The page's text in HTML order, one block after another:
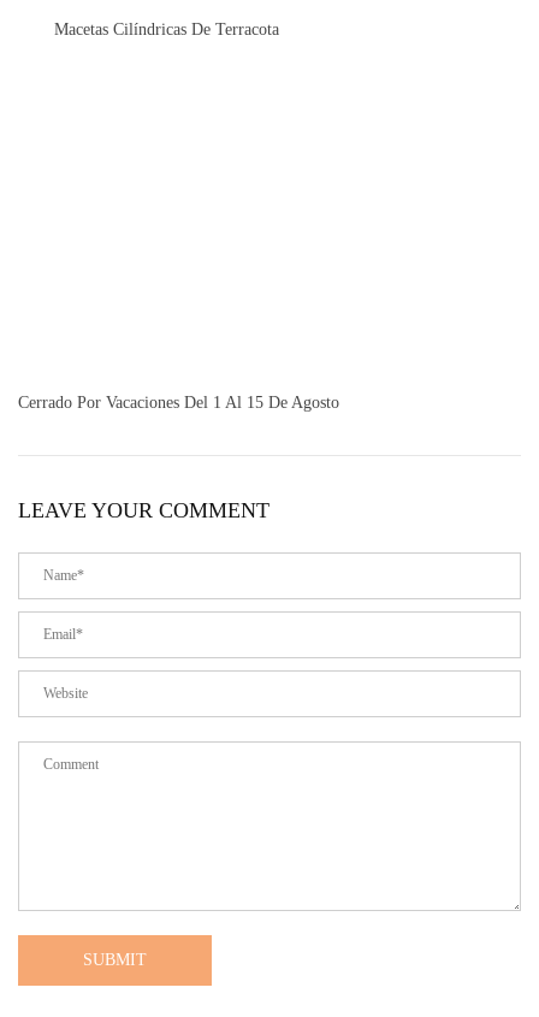
Macetas Cilíndricas De Terracota
Cerrado Por Vacaciones Del 1 Al 15 De Agosto
LEAVE YOUR COMMENT
SUBMIT